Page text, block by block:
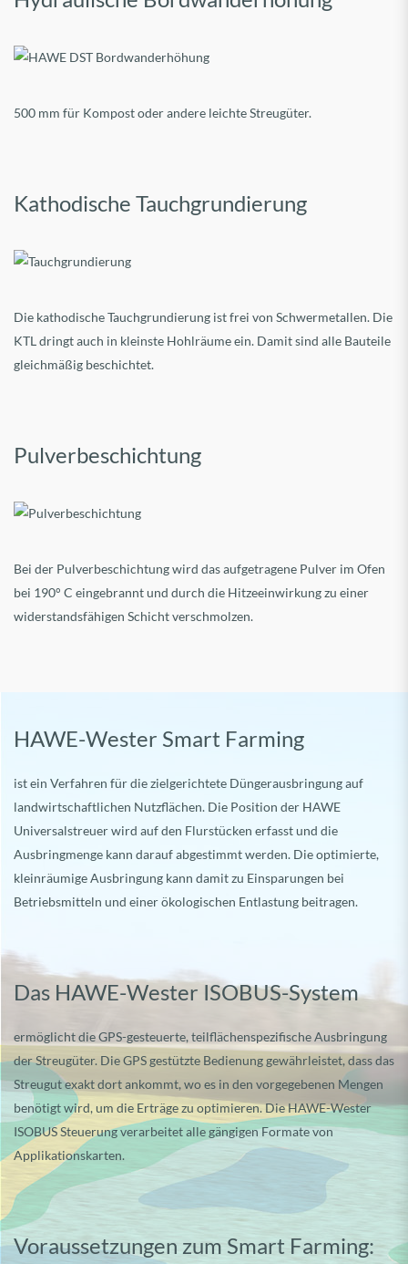
500 mm für Kompost oder andere leichte Streugüter.
Kathodische Tauchgrundierung
Die kathodische Tauchgrundierung ist frei von Schwermetallen. Die
KTL dringt auch in kleinste Hohlräume ein. Damit sind alle Bauteile
gleichmäßig beschichtet.
Pulverbeschichtung
Bei der Pulverbeschichtung wird das aufgetragene Pulver im Ofen
bei 190° C eingebrannt und durch die Hitzeeinwirkung zu einer
widerstandsfähigen Schicht verschmolzen.
HAWE-Wester Smart Farming
ist ein Verfahren für die zielgerichtete Düngerausbringung auf
landwirtschaftlichen Nutzflächen. Die Position der HAWE
Universalstreuer wird auf den Flurstücken erfasst und die
Ausbringmenge kann darauf abgestimmt werden. Die optimierte,
kleinräumige Ausbringung kann damit zu Einsparungen bei
Betriebsmitteln und einer ökologischen Entlastung beitragen.
Das HAWE-Wester ISOBUS-System
ermöglicht die GPS-gesteuerte, teilflächenspezifische Ausbringung
der Streugüter. Die GPS gestützte Bedienung gewährleistet, dass das
Streugut exakt dort ankommt, wo es in den vorgegebenen Mengen
benötigt wird, um die Erträge zu optimieren. Die HAWE-Wester
ISOBUS Steuerung verarbeitet alle gängigen Formate von
Applikationskarten.
Voraussetzungen zum Smart Farming: